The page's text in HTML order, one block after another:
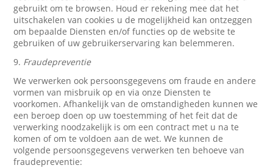
gebruikt om te browsen. Houd er rekening mee dat het
uitschakelen van cookies u de mogelijkheid kan ontzeggen
om bepaalde Diensten en/of functies op de website te
gebruiken of uw gebruikerservaring kan belemmeren.
9. Fraudepreventie
We verwerken ook persoonsgegevens om fraude en andere
vormen van misbruik op en via onze Diensten te
voorkomen. Afhankelijk van de omstandigheden kunnen we
een beroep doen op uw toestemming of het feit dat de
verwerking noodzakelijk is om een contract met u na te
komen of om te voldoen aan de wet. We kunnen de
volgende persoonsgegevens verwerken ten behoeve van
fraudepreventie: